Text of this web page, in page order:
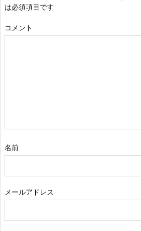
は必須項目です
コメント
名前
メールアドレス